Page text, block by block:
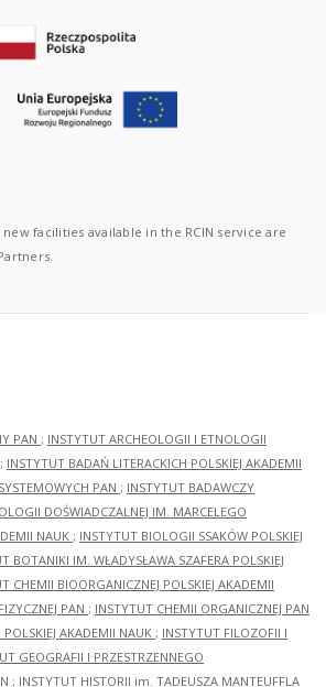
facilities available in the RCIN service are
PAN ; INSTYTUT ARCHEOLOGII I ETNOLOGII
; INSTYTUT BADAŃ LITERACKICH POLSKIEJ AKADEMII
PAN ; INSTYTUT BADAWCZY
DOŚWIADCZALNEJ IM. MARCELEGO
NAUK ; INSTYTUT BIOLOGII SSAKÓW POLSKIEJ
BOTANIKI IM. WŁADYSŁAWA SZAFERA POLSKIEJ
CHEMII BIOORGANICZNEJ POLSKIEJ AKADEMII
PAN ; INSTYTUT CHEMII ORGANICZNEJ PAN
AKADEMII NAUK ; INSTYTUT FILOZOFII I
GEOGRAFII I PRZESTRZENNEGO
; INSTYTUT HISTORII im. TADEUSZA MANTEUFFLA